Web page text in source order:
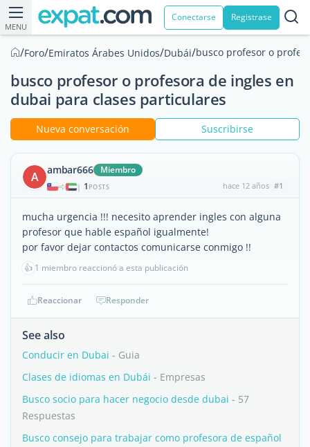
MENU
Conectarse Registrase
/Foro/Emiratos Árabes Unidos/Dubái/busco profesor o
busco profesor o profesora de ingles en
dubai para clases particulares
Nueva conversación Suscribirse
A ambar666 Miembro
| 1 POSTS hace 12 años #1
mucha urgencia !!! necesito aprender ingles con alguna
profesor que hable español igualmente!
por favor dejar contactos comunicarse conmigo !!
👍 1 miembro reaccionó a esta publicación
Reaccionar Responder
See also
Conducir en Dubai - Guia
Clases de idiomas en Dubái - Empresas
Busco socio para hacer negocio desde dubai - 57
Respuestas
Busco consejo para trabajar como profesora de español